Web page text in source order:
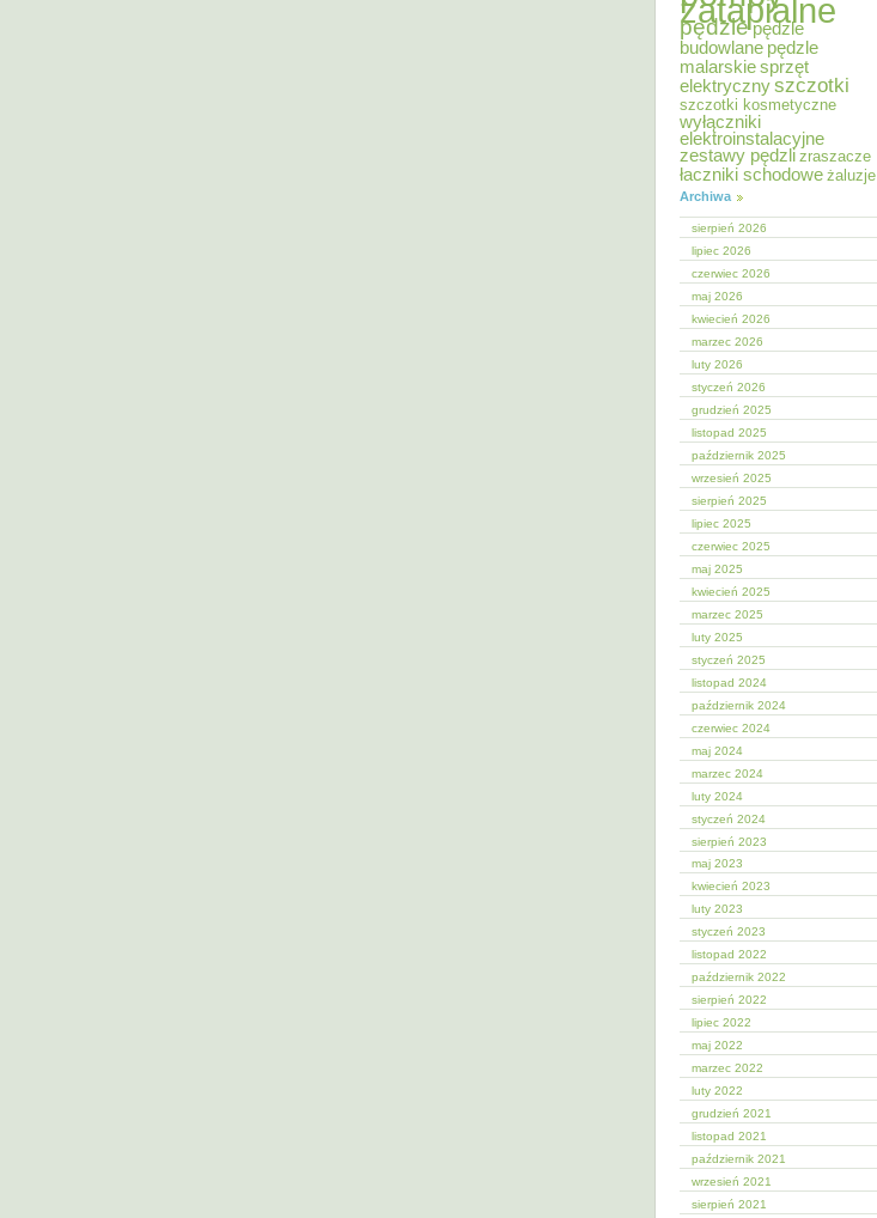
zatapialne
pędzlepędzle
budowlane pędzle
malarskiesprzęt
elektrycznyszczotki
szczotki kosmetyczne
wyłączniki
elektroinstalacyjne
zestawy pędzli zraszacze
łaczniki schodowe żaluzje
Archiwa
sierpień 2026
lipiec 2026
czerwiec 2026
maj 2026
kwiecień 2026
marzec 2026
luty 2026
styczeń 2026
grudzień 2025
listopad 2025
październik 2025
wrzesień 2025
sierpień 2025
lipiec 2025
czerwiec 2025
maj 2025
kwiecień 2025
marzec 2025
luty 2025
styczeń 2025
listopad 2024
październik 2024
czerwiec 2024
maj 2024
marzec 2024
luty 2024
styczeń 2024
sierpień 2023
maj 2023
kwiecień 2023
luty 2023
styczeń 2023
listopad 2022
październik 2022
sierpień 2022
lipiec 2022
maj 2022
marzec 2022
luty 2022
grudzień 2021
listopad 2021
październik 2021
wrzesień 2021
sierpień 2021